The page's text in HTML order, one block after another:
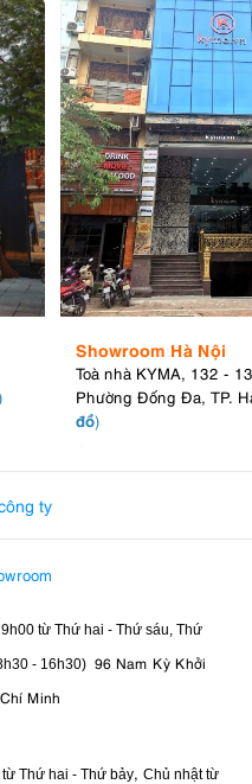
Showroom Hà Nội
Toà nhà KYMA, 132 -
Phường Đống Đa, TP.
đồ)
ty
từ Thứ hai - Thứ sáu, Thứ
h30 - 16h30) 96 Nam Kỳ Khởi
Minh
Thứ hai - Thứ bảy, Chủ nhật từ